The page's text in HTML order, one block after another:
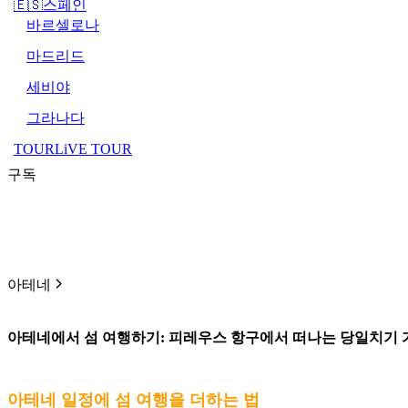
🇪🇸스페인
바르셀로나
마드리드
세비야
그라나다
TOURLiVE TOUR
구독
아테네
아테네에서 섬 여행하기: 피레우스 항구에서 떠나는 당일치기
아테네 일정에 섬 여행을 더하는 법